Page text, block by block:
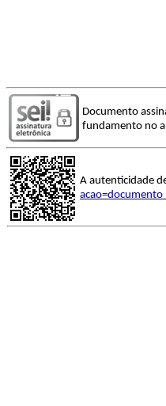
Documento
fundamento no
A autenticidade